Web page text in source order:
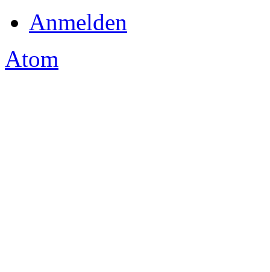
Anmelden
Atom